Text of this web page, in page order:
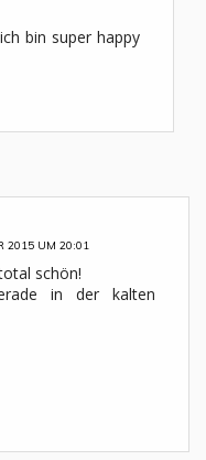
bin super happy
2015 UM 20:01
schön!
in der kalten